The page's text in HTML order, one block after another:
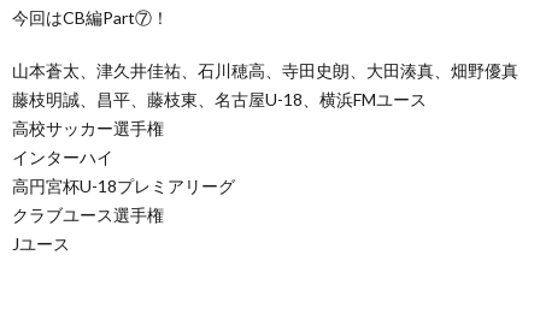
今回はCB編Part⑦！
山本蒼太、津久井佳祐、石川穂高、寺田史朗、大田湊真、畑野優真
藤枝明誠、昌平、藤枝東、名古屋U-18、横浜FMユース
高校サッカー選手権
インターハイ
高円宮杯U-18プレミアリーグ
クラブユース選手権
Jユース